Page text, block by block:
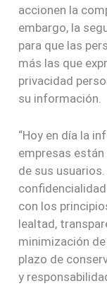
accionen la
embargo, la
para que las
más las que
privacidad
su información.
“Hoy en día la
empresas
de sus
con los
lealtad,
minimización
plazo de
y